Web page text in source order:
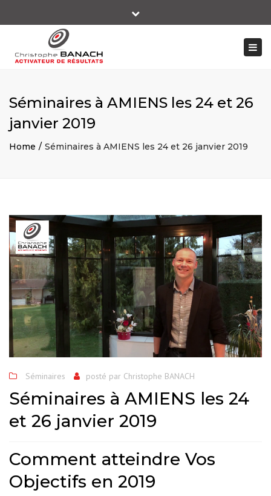
contact@christophebanach-performer.fr
Close
Séminaires à AMIENS les 24 et 26
janvier 2019
Home Séminaires à AMIENS les 24 et 26 janvier 2019
Séminaires posté par Christophe BANACH
Séminaires à AMIENS les 24
et 26 janvier 2019
Comment atteindre Vos
Objectifs en 2019